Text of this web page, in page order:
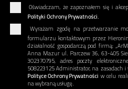
Oświadczam, że zapoznałem się i
Polityki Ochrony Prywatności.
Wyrażam zgodę na przetwarzanie
formularzu kontaktowym przez
działalność gospodarczą pod firmą:
Anna Mazur ul. Parczew 36, 63-405
302370795, adres poczty
508223125 Administrator, na zasadach i
Polityce Ochrony Prywatności w celu
na wybraną usługę.